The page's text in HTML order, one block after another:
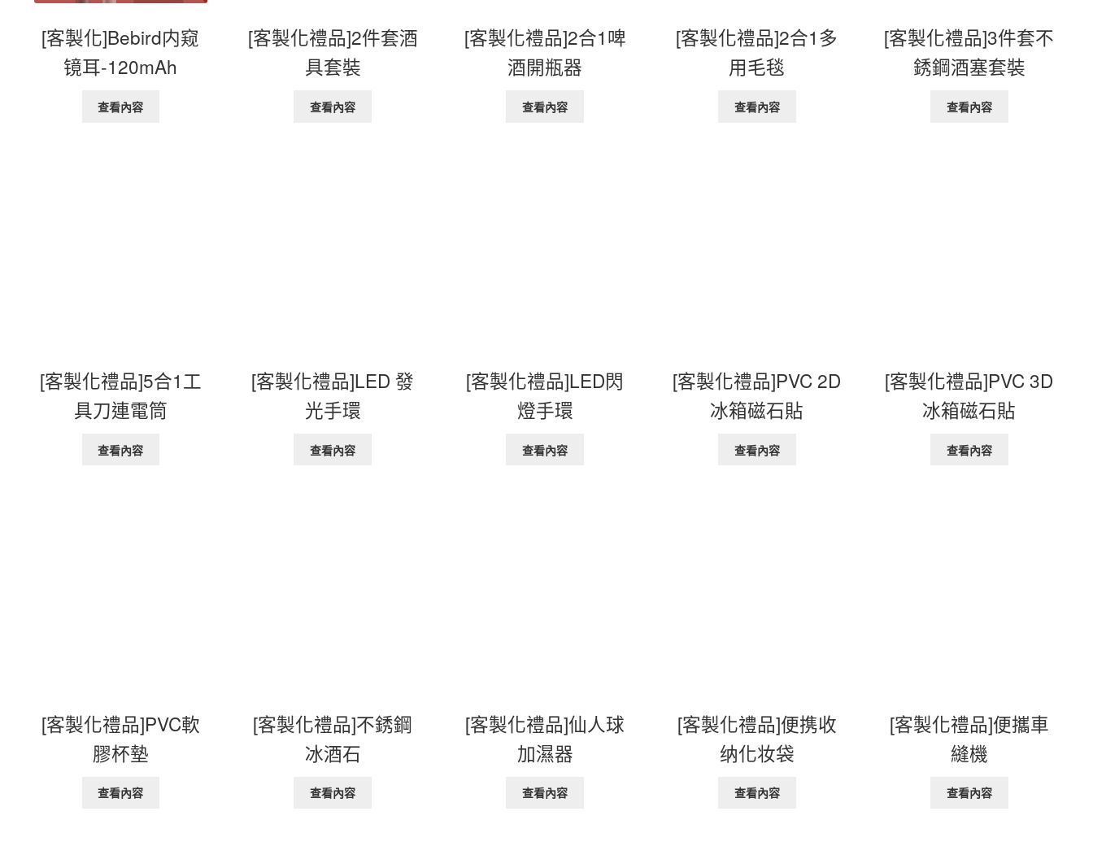
[客製化]Bebird内窥
镜耳-120mAh
查看內容
[客製化禮品]2件套酒
具套裝
查看內容
[客製化禮品]2合1啤
酒開瓶器
查看內容
[客製化禮品]2合1多
用毛毯
查看內容
[客製化禮品]3件套不
銹鋼酒塞套裝
查看內容
[客製化禮品]5合1工
具刀連電筒
查看內容
[客製化禮品]LED 發
光手環
查看內容
[客製化禮品]LED閃
燈手環
查看內容
[客製化禮品]PVC 2D
冰箱磁石貼
查看內容
[客製化禮品]PVC 3D
冰箱磁石貼
查看內容
[客製化禮品]PVC軟
膠杯墊
查看內容
[客製化禮品]不銹鋼
冰酒石
查看內容
[客製化禮品]仙人球
加濕器
查看內容
[客製化禮品]便携收
纳化妆袋
查看內容
[客製化禮品]便攜車
縫機
查看內容